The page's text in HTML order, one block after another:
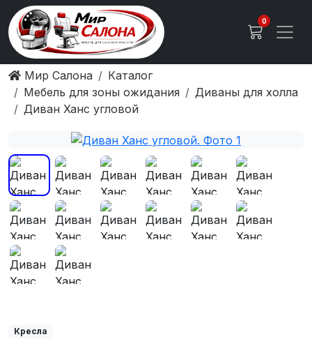
0
Мир Салона
Каталог
Мебель для зоны ожидания
Диваны для холла
Диван Ханс угловой
Кресла